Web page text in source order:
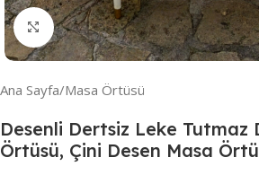
Resmi Büyüt
Ana Sayfa/Masa Örtüsü
Desenli Dertsiz Leke Tutmaz
Örtüsü, Çini Desen Masa